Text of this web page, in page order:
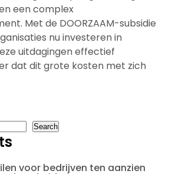
een complex
Met de DOORZAAM-subsidie
nu investeren in
uitdagingen effectief
dat dit grote kosten met zich
Search
voor bedrijven ten aanzien